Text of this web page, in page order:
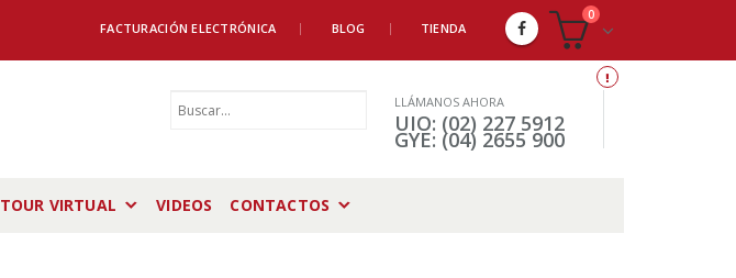
FACTURACIÓN ELECTRÓNICA BLOG TIENDA
0
LLÁMANOS AHORA
UIO: (02) 227 5912
GYE: (04) 2655 900
TOUR VIRTUAL VIDEOS CONTACTOS